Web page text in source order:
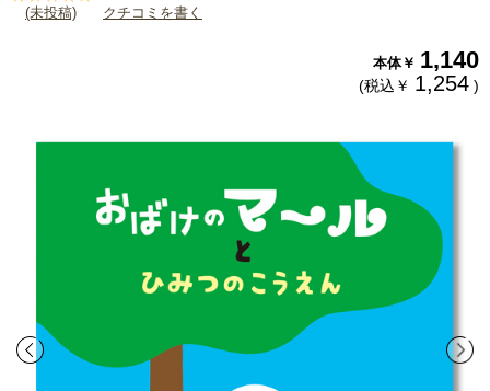
(未投稿) クチコミを書く
本体￥ 1,140
(税込￥ 1,254 )